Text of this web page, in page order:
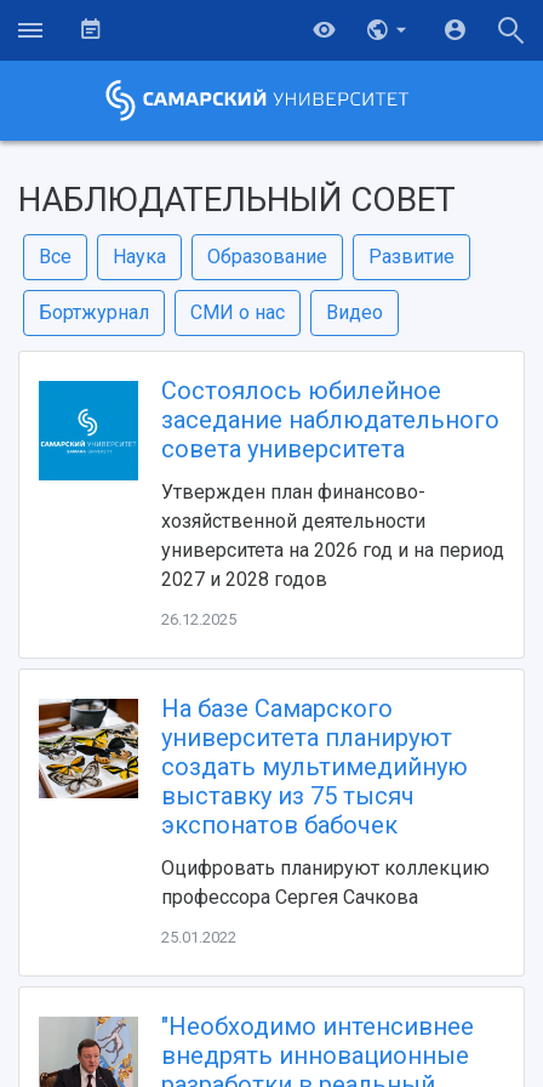
НАЗАД
Об университете
Ключевые факты
Руководство
Наблюдательный совет
Попечительский совет
Ученый совет
Главные новости
Объявления
Пресс-центр
Образование
Почему я выбираю Самарский университет?
Абитуриенту
Бакалавриат и специалитет
Аспирантура
Формы обучения
Учебные планы
Дополнительное образование
Научно-исследовательская деятельность
Основные научные направления
Научные школы и ведущие научные коллективы
Диссертационные советы
Конкурс на замещение должностей научных
работников
Научно-технический совет
НАБЛЮДАТЕЛЬНЫЙ СОВЕТ
Все Наука Образование Развитие
Бортжурнал СМИ о нас Видео
Состоялось юбилейное
заседание наблюдательного
совета университета
Утвержден план финансово-
хозяйственной деятельности
университета на 2026 год и на период
2027 и 2028 годов
26.12.2025
На базе Самарского
университета планируют
создать мультимедийную
выставку из 75 тысяч
экспонатов бабочек
Оцифровать планируют коллекцию
профессора Сергея Сачкова
25.01.2022
"Необходимо интенсивнее
внедрять инновационные